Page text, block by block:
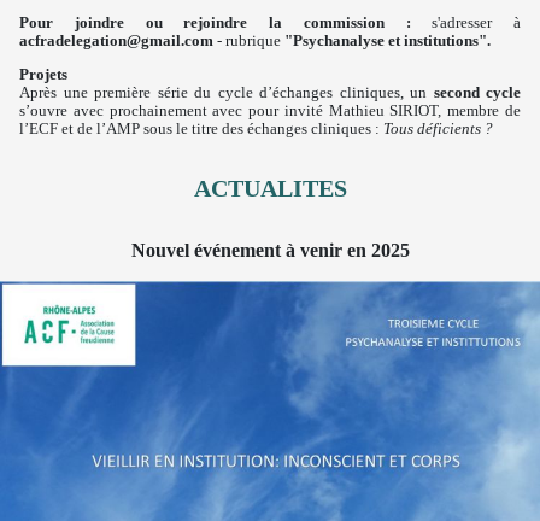
Pour joindre ou rejoindre la commission :s'adresser à
acfradelegation@gmail.com - rubrique "Psychanalyse et institutions".
Projets
Après une première série du cycle d’échanges cliniques, un second cycle
s’ouvre avec prochainement avec pour invité Mathieu SIRIOT, membre de
l’ECF et de l’AMP sous le titre des échanges cliniques : Tous déficients ?
ACTUALITES
Nouvel événement à venir en 2025